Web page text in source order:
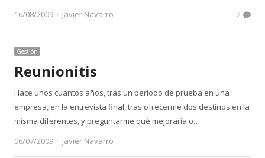
16/08/2009
Author
Javier Navarro 2
Gestión
Reunionitis
Hace unos cuantos años, tras un período de prueba en una
empresa, en la entrevista final, tras ofrecerme dos destinos en la
misma diferentes, y preguntarme qué mejoraría o…
06/07/2009
Author
Javier Navarro